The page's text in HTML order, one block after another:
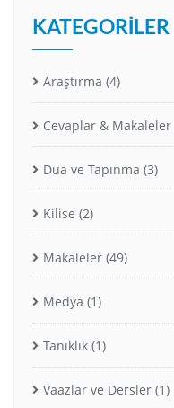
KATEGORILER
Araştırma (4)
Cevaplar & Makaleler
Dua ve Tapınma (3)
Kilise (2)
Makaleler (49)
Medya (1)
Tanıklık (1)
Vaazlar ve Dersler (1)